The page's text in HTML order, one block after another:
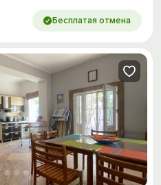
Бесплатая отмена